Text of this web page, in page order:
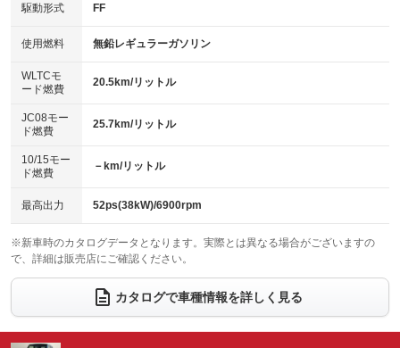
USB入力端子
：装備なし
100V電源
：装備なし
センターデフロック
：装備なし
電動格納ミラー
：装備あり
HID(キセノンライト)
：装備なし
バックカメラ
：装備あり
エアロ
：装備なし
：装備なし
パワーシート
ベンチシート
：装備なし
チップアップシート
：装備なし
：装備なし ：装備あり
ウォークスルー
：装備なし
電動リアゲート フロントカメラ
：装備なし
：装備なし ：装備なし
駆動形式 FF
使用燃料 無鉛レギュラーガソリン
WLTCモ
ード燃費
20.5km/リットル
JC08モー
ド燃費
25.7km/リットル
10/15モー
ド燃費
－km/リットル
最高出力 52ps(38kW)/6900rpm
※新車時のカタログデータとなります。実際とは異なる場合がございますの
で、詳細は販売店にご確認ください。
カタログで車種情報を詳しく見る